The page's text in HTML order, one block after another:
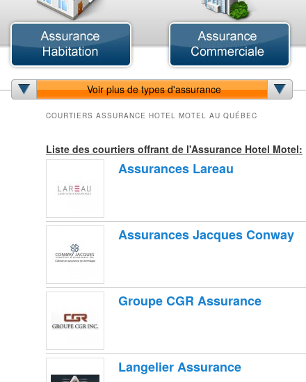
Voir plus de types d'assurance
Assurance Animaux
Assurance Chat
Assurance Chien
Assurance Vétérinaires
Assurance Automobile
Assurance Jeune Conducteur
Assurance Voiture Antiques
Assurance Voiture de Collection
Assurance Bateaux de Pêche
Assurance Voiliers
COURTIERS ASSURANCE HOTEL MOTEL AU QUÉBEC
Liste des courtiers offrant de l'Assurance Hotel Motel:
Assurances Lareau
Assurances Jacques Conway
Groupe CGR Assurance
Langelier Assurance